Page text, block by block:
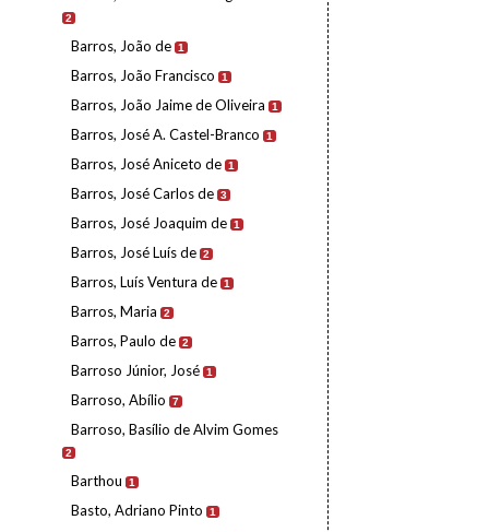
2
Barros, João de 1
Barros, João Francisco 1
Barros, João Jaime de Oliveira 1
Barros, José A. Castel-Branco 1
Barros, José Aniceto de 1
Barros, José Carlos de 3
Barros, José Joaquim de 1
Barros, José Luís de 2
Barros, Luís Ventura de 1
Barros, Maria 2
Barros, Paulo de 2
Barroso Júnior, José 1
Barroso, Abílio 7
Barroso, Basílio de Alvim Gomes
2
Barthou 1
Basto, Adriano Pinto 1